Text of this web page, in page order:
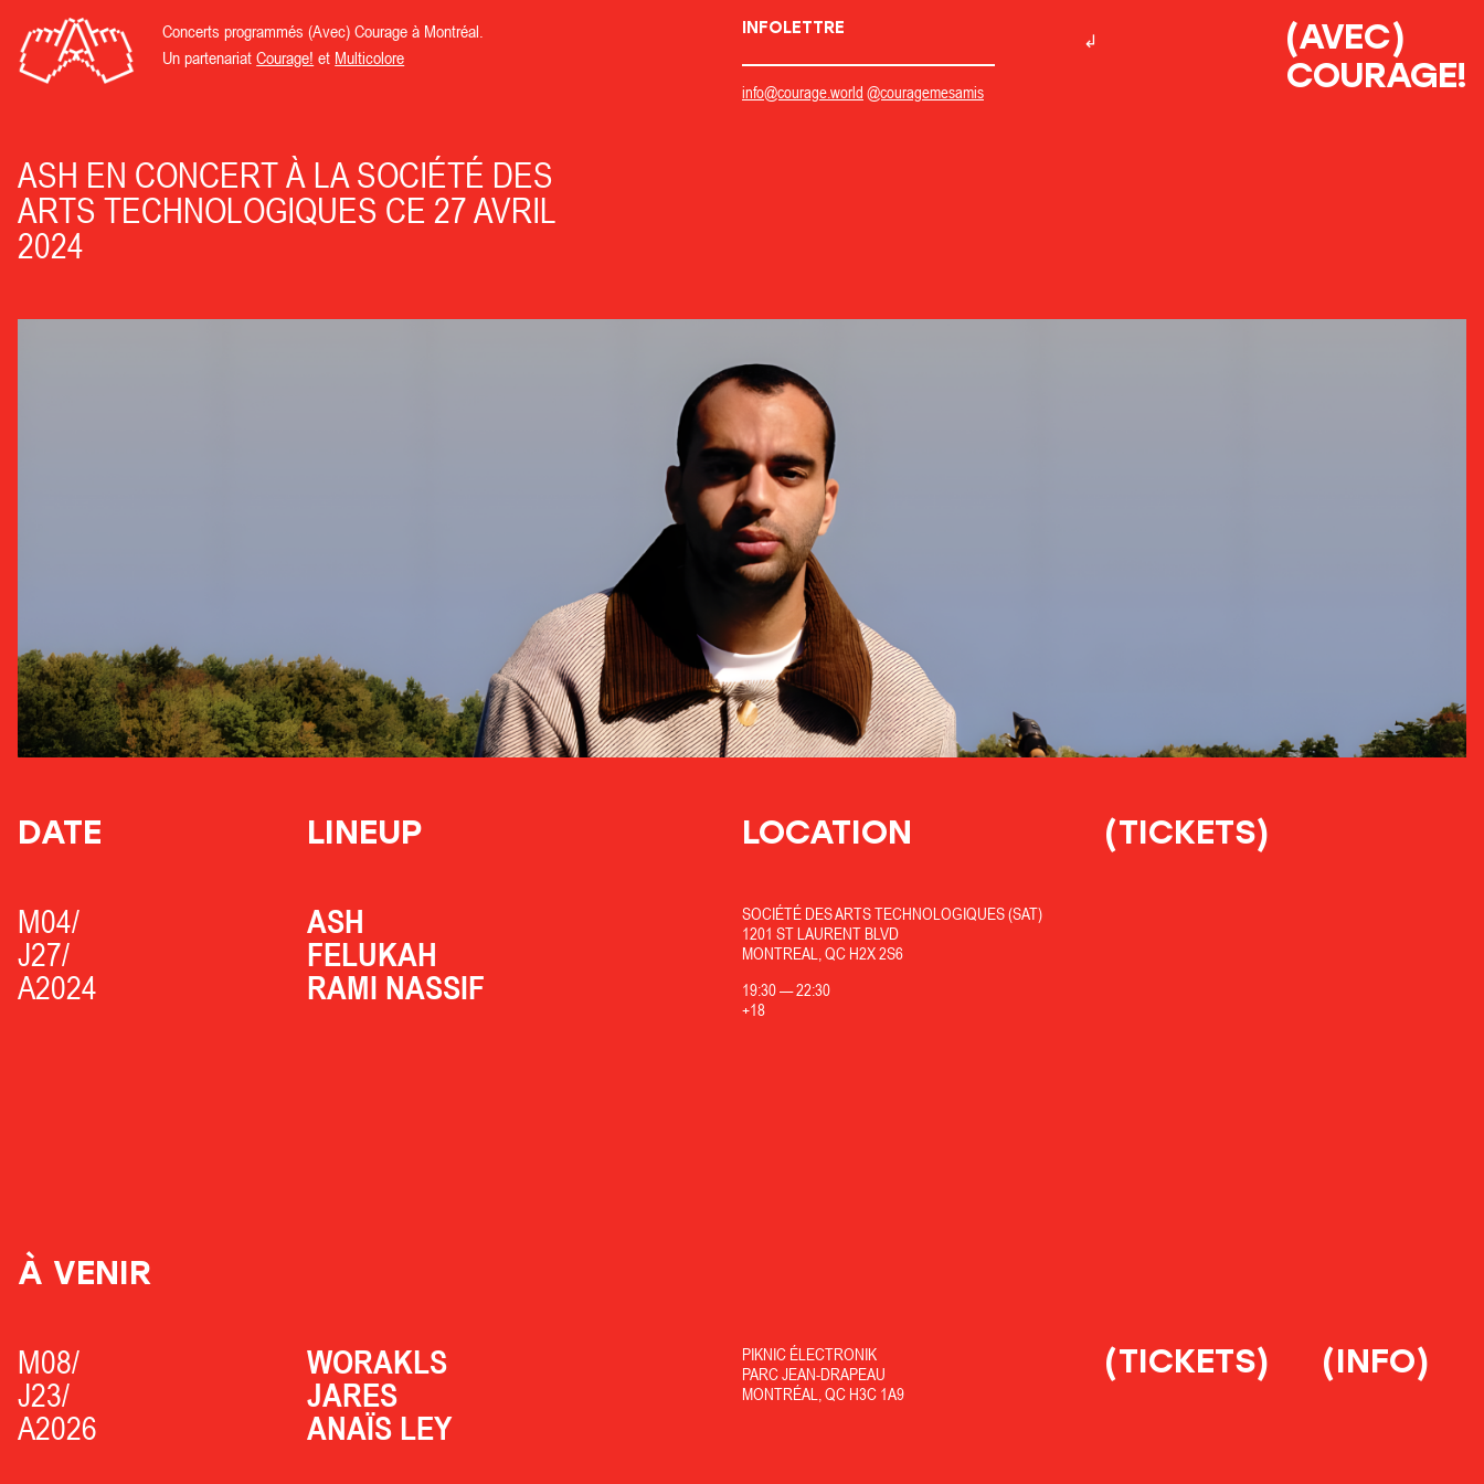
Concerts programmés (Avec) Courage à Montréal.
Un partenariatCourage! et Multicolore
INFOLETTRE
info@courage.world @couragemesamis
(AVEC)
COURAGE!
ASH EN CONCERT À LA SOCIÉTÉ DES
ARTS TECHNOLOGIQUES CE 27 AVRIL
2024
DATE LINEUP LOCATION (TICKETS)
M04/
J27/
A2024
ASH
FELUKAH
RAMI NASSIF
SOCIÉTÉ DES ARTS TECHNOLOGIQUES (SAT)
1201 ST LAURENT BLVD
MONTREAL, QC H2X 2S6
19:30—22:30
+18
À VENIR
M08/
J23/
A2026
WORAKLS
JARES
ANAÏS LEY
PIKNIC ÉLECTRONIK
PARC JEAN-DRAPEAU
MONTRÉAL, QC H3C 1A9
(TICKETS) (INFO)